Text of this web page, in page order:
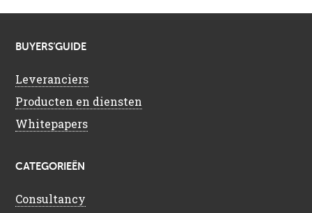
BUYERS’GUIDE
Leveranciers
Producten en diensten
Whitepapers
CATEGORIEËN
Consultancy